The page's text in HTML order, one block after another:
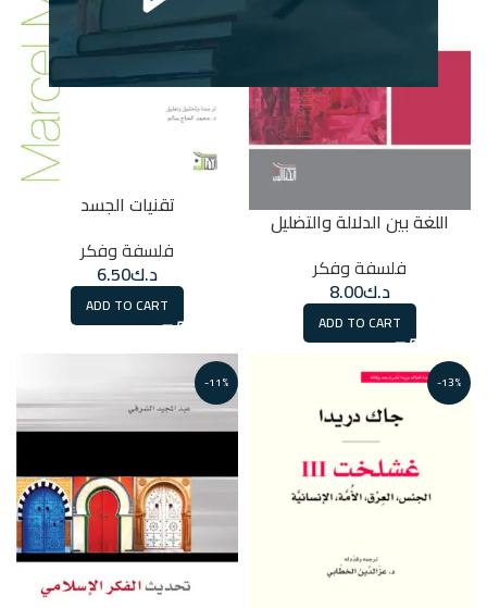
اللغة بين الدلالة والتضليل
فلسفة وفكر
د.ك8.00
ADD TO CART
تقنيات الجسد
فلسفة وفكر
د.ك6.50
ADD TO CART
-13%
-11%